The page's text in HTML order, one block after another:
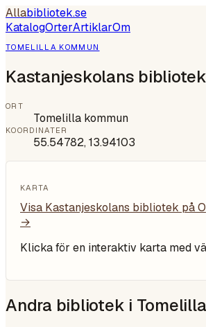
Allabibliotek.se
KatalogOrterArtiklarOm
TOMELILLA KOMMUN
Kastanjeskolans bibliotek
ORT
Tomelilla kommun
KOORDINATER
55.54782,13.94103
KARTA
Visa Kastanjeskolans bibliotek på
→
Klicka för en interaktiv karta med
Andra bibliotek i